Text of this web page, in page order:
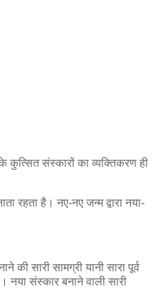
कुत्सित संस्कारों का व्यक्तिकरण ही
रहता है। नए-नए जन्म द्वारा नया-
की सारी सामग्री यानी सारा पूर्व
नया संस्कार बनाने वाली सारी